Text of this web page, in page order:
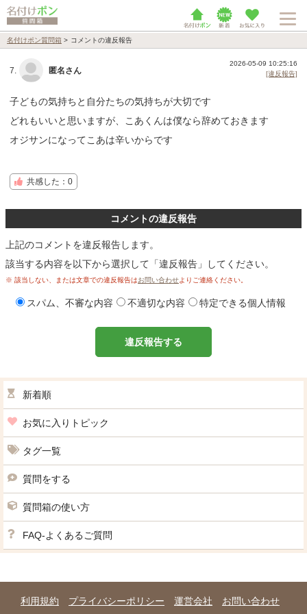
名付けポン質問箱 > コメントの違反報告
7. 匿名さん
2026-05-09 10:25:16
[違反報告]
子どもの気持ちと自分たちの気持ちが大切です
どれもいいと思いますが、こあくんは僕なら辞めておきます
オジサンになってこあは辛いからです
共感した：0
コメントの違反報告
上記のコメントを違反報告します。
該当する内容を以下から選択して「違反報告」してください。
※ 該当しない、または文章での違反報告はお問い合わせよりご連絡ください。
スパム、不審な内容 不適切な内容 特定できる個人情報
違反報告する
新着順
お気に入りトピック
タグ一覧
質問をする
質問箱の使い方
FAQ-よくあるご質問
利用規約 プライバシーポリシー 運営会社 お問い合わせ